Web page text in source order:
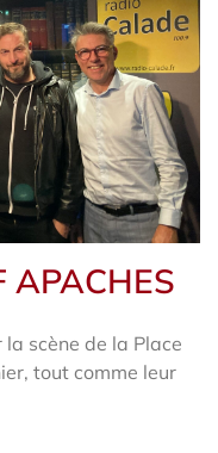
APACHES
scène de la Place
tout comme leur